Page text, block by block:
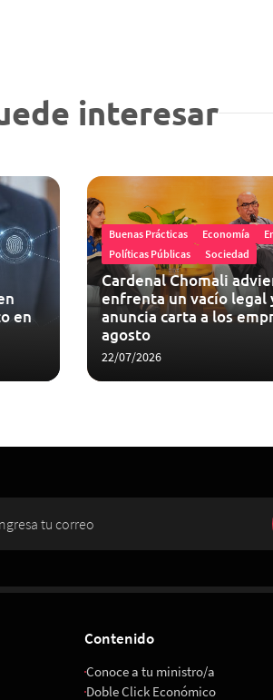
interesar
en
Buenas Prácticas Economía
Políticas Públicas
Sociedad
Cardenal Chomali
enfrenta un vacío legal
anuncia carta a los
agosto
22/07/2026
Contenido
Conoce a tu ministro/a
Doble Click Económico